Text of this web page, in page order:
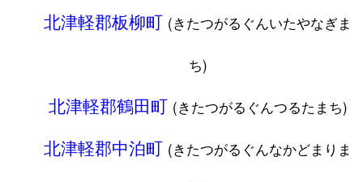
北津軽郡板柳町 (きたつがるぐんいたやなぎま
ち)
北津軽郡鶴田町 (きたつがるぐんつるたまち)
北津軽郡中泊町 (きたつがるぐんなかどまりま